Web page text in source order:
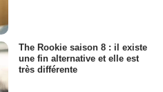
The Rookie saison 8 : il existe
une fin alternative et elle est
très différente